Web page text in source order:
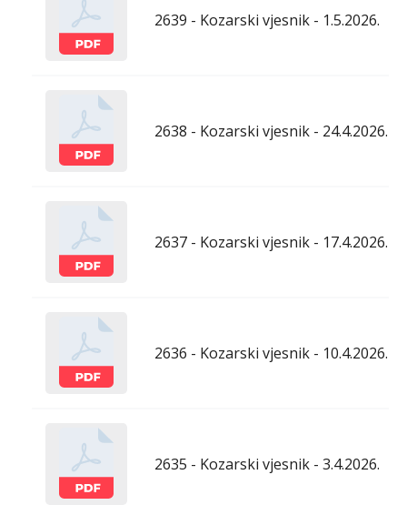
2639 - Kozarski vjesnik - 1.5.2026.
2638 - Kozarski vjesnik - 24.4.2026.
2637 - Kozarski vjesnik - 17.4.2026.
2636 - Kozarski vjesnik - 10.4.2026.
2635 - Kozarski vjesnik - 3.4.2026.